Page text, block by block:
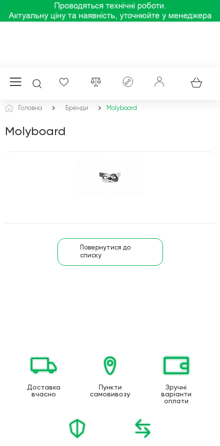
Головна Бренди Molyboard
Molyboard
Повернутися до
списку
Доставка
вчасно
Пункти
самовивозу
Зручні
варіанти
оплати